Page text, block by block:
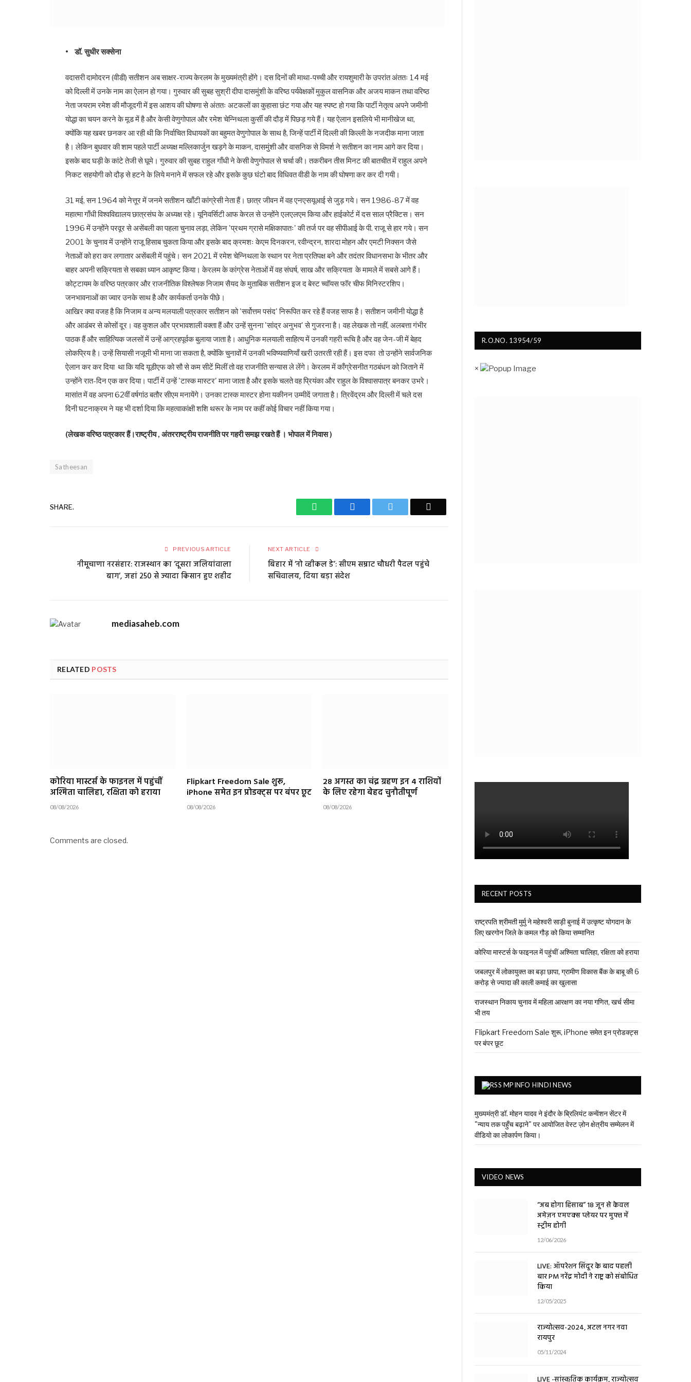
• डॉ. सुधीर सक्सेना
वदासरी दामोदरन (वीडी) सतीशन अब साक्षर-राज्य केरलम के मुख्यमंत्री होंगे। दस दिनों की माथा-पच्ची और रायशुमारी के उपरांत अंततः 14 मई
को दिल्ली में उनके नाम का ऐलान हो गया। गुरुवार की सुबह सुश्री दीपा दासमुंशी के वरिष्ठ पर्यवेक्षकों मुकुल वासनिक और अजय माकन तथा वरिष्ठ
नेता जयराम रमेश की मौजूदगी में इस आशय की घोषणा से अंततः अटकलों का कुहासा छंट गया और यह स्पष्ट हो गया कि पार्टी नेतृत्व अपने जमीनी
योद्धा का चयन करने के मूड में है और केसी वेणुगोपाल और रमेश चेन्निथला कुर्सी की दौड़ में पिछड़ गये हैं। यह ऐलान इसलिये भी मानीखेज था,
क्योंकि यह खबर छनकर आ रही थी कि निर्वाचित विधायकों का बहुमत वेणुगोपाल के साथ है, जिन्हें पार्टी में दिल्ली की किल्ली के नजदीक माना जाता
है। लेकिन बुधवार की शाम पहले पार्टी अध्यक्ष मल्लिकार्जुन खड़गे के माकन, दासमुंशी और वासनिक से विमर्श ने सतीशन का नाम आगे कर दिया।
इसके बाद घड़ी के कांटे तेजी से घूमे। गुरुवार की सुबह राहुल गाँधी ने केसी वेणुगोपाल से चर्चा की। तकरीबन तीस मिनट की बातचीत में राहुल अपने
निकट सहयोगी को दौड़ से हटने के लिये मनाने में सफल रहे और इसके कुछ घंटो बाद विधिवत वीडी के नाम की घोषणा कर कर दी गयी।
31 मई, सन 1964 को नेत्तूर में जनमे सतीशन खाँटी कांग्रेसी नेता हैं। छात्र जीवन में वह एनएसयूआई से जुड़ गये। सन 1986-87 में वह
महात्मा गाँधी विश्वविद्यालय छात्रसंघ के अध्यक्ष रहे। यूनिवर्सिटी आफ केरल से उन्होंने एलएलएम किया और हाईकोर्ट में दस साल प्रैक्टिस। सन
1996 में उन्होंने परवूर से असेंबली का पहला चुनाव लड़ा, लेकिन 'प्रथम ग्रासे मक्षिकापातः' की तर्ज पर वह सीपीआई के पी. राजू से हार गये। सन
2001 के चुनाव में उन्होंने राजू हिसाब चुकता किया और इसके बाद क्रमशः केएम दिनकरन, रवीन्द्रन, शारदा मोहन और एमटी निक्सन जैसे
नेताओं को हरा कर लगातार असेंबली में पहुंचे। सन 2021 में रमेश चेन्निथला के स्थान पर नेता प्रतिपक्ष बने और तदंतर विधानसभा के भीतर और
बाहर अपनी सक्रियता से सबका ध्यान आकृष्ट किया। केरलम के कांग्रेस नेताओं में वह संघर्ष, साख और सक्रियता के मामले में सबसे आगे हैं।
कोट्टायम के वरिष्ठ पत्रकार और राजनीतिक विश्लेषक निजाम सैयद के मुताबिक सतीशन इज द बेस्ट च्वॉयस फॉर चीफ मिनिस्टरशिप।
जनभावनाओं का ज्वार उनके साथ है और कार्यकर्ता उनके पीछे।
आखिर क्या वजह है कि निजाम व अन्य मलयाली पत्रकार सतीशन को 'सर्वोत्तम पसंद' निरूपित कर रहे हैं वजह साफ है। सतीशन जमीनी योद्धा है
और आडंबर से कोसों दूर। वह कुशल और प्रभावशाली वक्ता हैं और उन्हें सुनना 'सांद्र अनुभव' से गुजरना है। वह लेखक तो नहीं, अलबत्ता गंभीर
पाठक हैं और साहित्यिक जलसों में उन्हें आग्रहपूर्वक बुलाया जाता है। आधुनिक मलयाली साहित्य में उनकी गहरी रूचि है और वह जेन-जी में बेहद
लोकप्रिय है। उन्हें सियासी नजूमी भी माना जा सकता है, क्योंकि चुनावों में उनकी भविष्यवाणियाँ खरी उतरती रही हैं। इस दफा तो उन्होंने सार्वजनिक
ऐलान कर कर दिया था कि यदि यूडीएफ को सौ से कम सीटें मिलीं तो वह राजनीति सन्यास ले लेंगे। केरलम में काँग्रेसनीत गठबंधन को जिताने में
उन्होंने रात-दिन एक कर दिया। पार्टी में उन्हें 'टास्क मास्टर' माना जाता है और इसके चलते वह प्रियंका और राहुल के विश्वासपात्र बनकर उभरे।
मासांत में वह अपना 62वीं वर्षगांठ बतौर सीएम मनायेंगे। उनका टास्क मास्टर होना यकीनन उम्मीदें जगाता है। त्रिवेंद्रम और दिल्ली में चले दस
दिनी घटनाक्रम ने यह भी दर्शा दिया कि महत्वाकांक्षी शशि थरूर के नाम पर कहीं कोई विचार नहीं किया गया।
(लेखक वरिष्ठ पत्रकार हैं।राष्ट्रीय , अंतरराष्ट्रीय राजनीति पर गहरी समझ रखते हैं । भोपाल में निवास )
Satheesan
SHARE. WhatsApp Facebook
PREVIOUS ARTICLE
नीमूचाणा नरसंहार: राजस्थान का ‘दूसरा जलियांवाला
बाग’, जहां 250 से ज्यादा किसान हुए शहीद
NEXT ARTICLE
बिहार में ‘नो व्हीकल डे’: सीएम सम्राट चौधरी पैदल पहुंचे
सचिवालय, दिया बड़ा संदेश
mediasaheb.com
RELATED POSTS
कोरिया मास्टर्स के फाइनल में पहुंचीं
अश्मिता चालिहा, रक्षिता को हराया
08/08/2026
Flipkart Freedom Sale शुरू,
iPhone समेत इन प्रोडक्ट्स पर बंपर छूट
08/08/2026
28 अगस्त का चंद्र ग्रहण इन 4 राशियों
के लिए रहेगा बेहद चुनौतीपूर्ण
08/08/2026
Comments are closed.
R.O.NO. 13954/59
×
RECENT POSTS
राष्ट्रपति श्रीमती मुर्मु ने महेश्वरी साड़ी बुनाई में उत्कृष्ट योगदान के
लिए खरगोन जिले के कमल गौड़ को किया सम्मानित
कोरिया मास्टर्स के फाइनल में पहुंचीं अश्मिता चालिहा, रक्षिता को हराया
जबलपुर में लोकायुक्त का बड़ा छापा, ग्रामीण विकास बैंक के बाबू की 6
करोड़ से ज्यादा की काली कमाई का खुलासा
राजस्थान निकाय चुनाव में महिला आरक्षण का नया गणित, खर्च सीमा
भी तय
Flipkart Freedom Sale शुरू, iPhone समेत इन प्रोडक्ट्स
पर बंपर छूट
MPINFO HINDI NEWS
मुख्यमंत्री डॉ. मोहन यादव ने इंदौर के ब्रिलियंट कन्वेंशन सेंटर में
"न्याय तक पहुँच बढ़ाने" पर आयोजित वेस्ट ज़ोन क्षेत्रीय सम्मेलन में
वीडियो का लोकार्पण किया।
VIDEO NEWS
“अब होगा हिसाब” 18 जून से केवल
अमेज़न एमएक्स प्लेयर पर मुफ्त में
स्ट्रीम होगी
12/06/2026
LIVE: ऑपरेशन सिंदूर के बाद पहली
बार PM नरेंद्र मोदी ने राष्ट्र को संबोधित
किया
12/05/2025
राज्योत्सव-2024, अटल नगर नवा
रायपुर
05/11/2024